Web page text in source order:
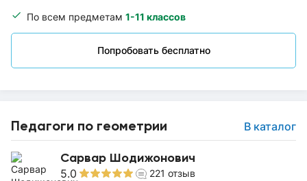
По всем предметам 1-11 классов
Попробовать бесплатно
Педагоги по геометрии В каталог
Сарвар Шодижонович
5.0 221 отзыв